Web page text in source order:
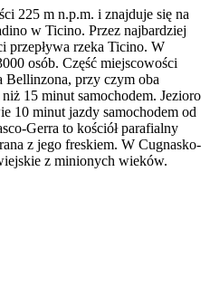
225 m n.p.m. i znajduje się na
w Ticino. Przez najbardziej
przepływa rzeka Ticino. W
osób. Część miejscowości
Bellinzona, przy czym oba
15 minut samochodem. Jezioro
10 minut jazdy samochodem od
Gerra to kościół parafialny
z jego freskiem. W Cugnasko-
z minionych wieków.